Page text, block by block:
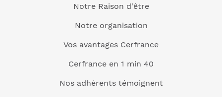
Notre Raison d'être
Notre organisation
Vos avantages Cerfrance
Cerfrance en 1 min 40
Nos adhérents témoignent